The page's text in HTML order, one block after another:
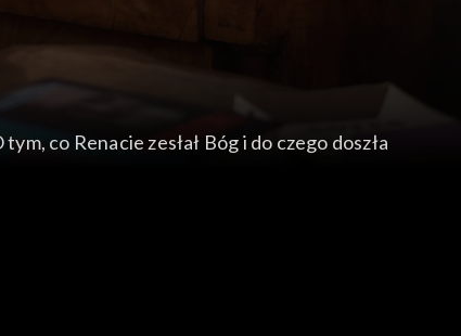
co Renacie zesłał Bóg i do czego doszła